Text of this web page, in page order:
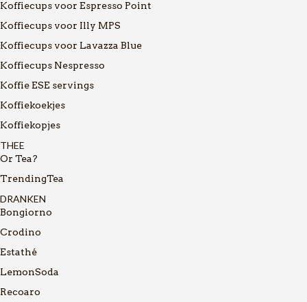
Koffiecups voor Espresso Point
Koffiecups voor Illy MPS
Koffiecups voor Lavazza Blue
Koffiecups Nespresso
Koffie ESE servings
Koffiekoekjes
Koffiekopjes
THEE
Or Tea?
TrendingTea
DRANKEN
Bongiorno
Crodino
Estathé
LemonSoda
Recoaro